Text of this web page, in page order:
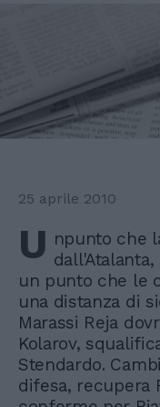
25 aprile 2010
U npunto che
un punto che le
una distanza di
Marassi Reja
Kolarov,
Stendardo.
difesa, recupera